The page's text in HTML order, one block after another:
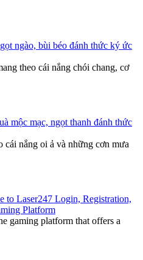
ngào, bùi béo đánh thức ký ức
theo cái nắng chói chang, cơ
mộc mạc, ngọt thanh đánh thức
cái nắng oi ả và những cơn mưa
to Laser247 Login, Registration,
Platform
gaming platform that offers a